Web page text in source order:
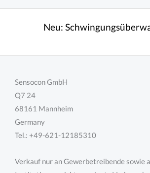
Neu:
Sensocon GmbH
Q7 24
68161 Mannheim
Germany
Tel.: +49-621-12185310
Verkauf nur an Gewerbetreibende sowie